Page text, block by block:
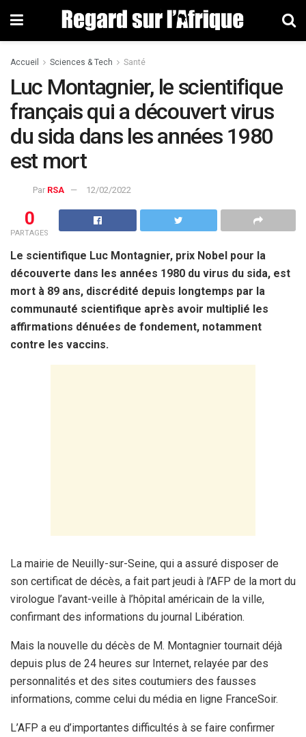
Accueil Sciences & Tech Santé
Luc Montagnier, le scientifique
français qui a découvert virus
du sida dans les années 1980
est mort
Par RSA 12/02/2022
0
PARTAGES
Le scientifique Luc Montagnier, prix Nobel pour la
découverte dans les années 1980 du virus du sida, est
mort à 89 ans, discrédité depuis longtemps par la
communauté scientifique après avoir multiplié les
affirmations dénuées de fondement, notamment
contre les vaccins.
La mairie de Neuilly-sur-Seine, qui a assuré disposer de
son certificat de décès, a fait part jeudi à l’AFP de la mort du
virologue l’avant-veille à l’hôpital américain de la ville,
confirmant des informations du journal Libération.
Mais la nouvelle du décès de M. Montagnier tournait déjà
depuis plus de 24 heures sur Internet, relayée par des
personnalités et des sites coutumiers des fausses
informations, comme celui du média en ligne FranceSoir.
L’AFP a eu d’importantes difficultés à se faire confirmer